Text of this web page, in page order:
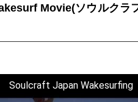
Movie(ソウルクラ
Soulcraft Japan Wakesurfing